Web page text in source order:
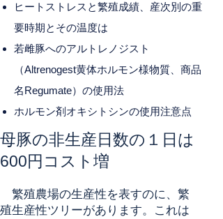
ヒートストレスと繁殖成績、産次別の重
要時期とその温度は
若雌豚へのアルトレノジスト
（Altrenogest黄体ホルモン様物質、商品
名Regumate）の使用法
​ホルモン剤オキシトシンの使用注意点
母豚の非生産日数の１日は
600円コスト増
繁殖農場の生産性を表すのに、繁
殖生産性ツリーがあります。これは